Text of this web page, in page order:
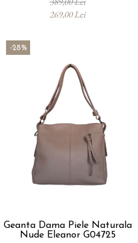
269,00 Lei
-28%
Geanta Dama Piele Naturala
Nude Eleanor G04725